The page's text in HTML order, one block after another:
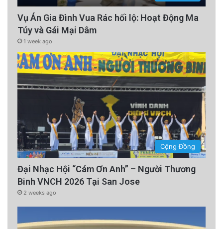
Vụ Án Gia Đình Vua Rác hối lộ: Hoạt Động Ma
Túy và Gái Mại Dâm
1 week ago
Cộng Đồng
Đại Nhạc Hội “Cám Ơn Anh” – Người Thương
Binh VNCH 2026 Tại San Jose
2 weeks ago